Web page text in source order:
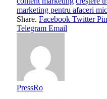
marketing pentru afaceri
Share. Facebook Twitter
Telegram Email
PressRo